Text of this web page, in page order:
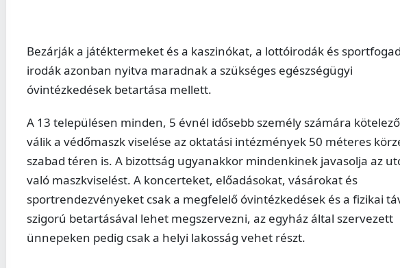
Bezárják a játéktermeket és a kaszinókat, a lottóirodák és
irodák azonban nyitva maradnak a szükséges egészségügyi
óvintézkedések betartása mellett.
A 13 településen minden, 5 évnél idősebb személy számára
válik a védőmaszk viselése az oktatási intézmények 50 méteres
szabad téren is. A bizottság ugyanakkor mindenkinek javasolja az
való maszkviselést. A koncerteket, előadásokat, vásárokat és
sportrendezvényeket csak a megfelelő óvintézkedések és a fizikai
szigorú betartásával lehet megszervezni, az egyház által szervezett
ünnepeken pedig csak a helyi lakosság vehet részt.